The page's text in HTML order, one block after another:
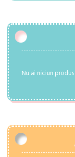
Nu ai niciun